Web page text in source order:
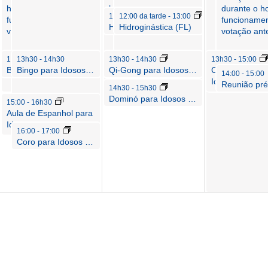
horário de
funcionamento da
votação antecipada.
13h30-14h30
Bingo para Idosos (ONU)
13h30- 14h30
15:00- 16h30
Aula de Espanhol para
Idosos (ONU)
16:00- 17:00
horário de
funcionamento da
votação antecipada.
12:00 da tarde-13:00
Hidroginástica (FL)
12:00 da tarde- 13:00
Hidroginástica (FL)
13h30- 14h30
14h30- 15h30
durante o
votação
13h30 - 15:00
Clube do Livro
Idosos (ONU)
14:00 - 15:00